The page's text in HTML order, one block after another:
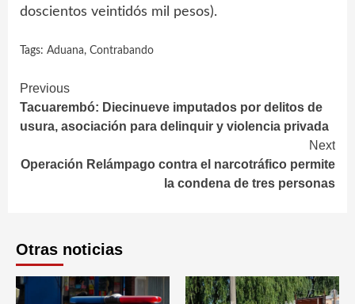
doscientos veintidós mil pesos).
Tags: Aduana, Contrabando
Continue
Reading
Previous
Tacuarembó: Diecinueve imputados por delitos de
usura, asociación para delinquir y violencia privada
Next
Operación Relámpago contra el narcotráfico permite
la condena de tres personas
Otras noticias